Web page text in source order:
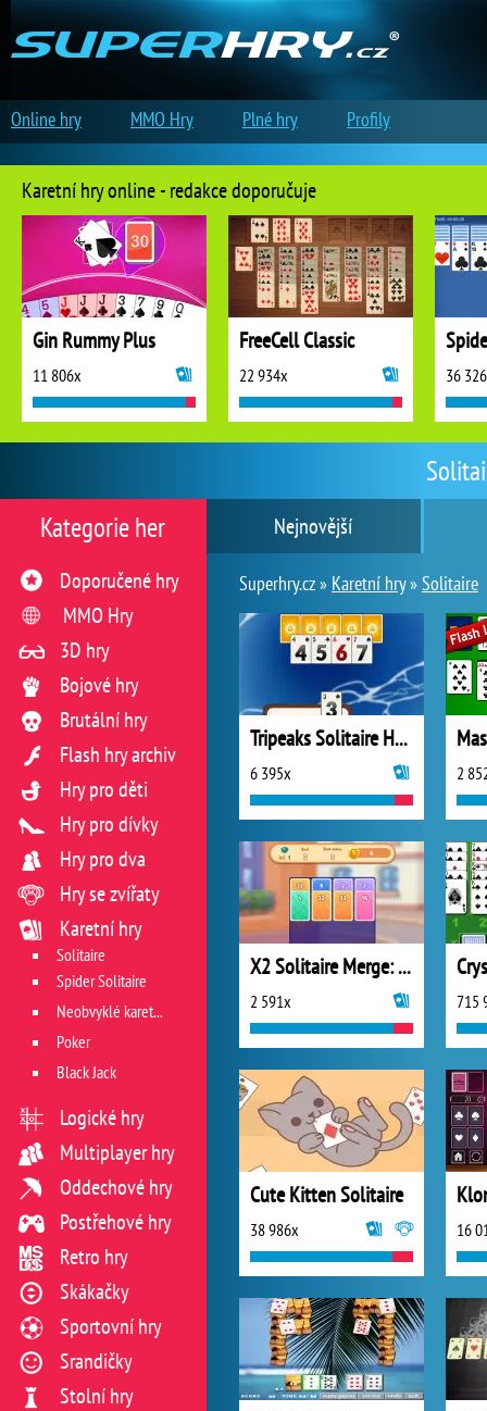
Nejnovější
Superhry.cz » Karetní hry»Solitaire
Tripeaks Solitaire Holiday
6 395x 2
X2 Solitaire Merge: 2048 Cards
2 591x 715
Cute Kitten Solitaire
38 986x 16
Kategorie her
Doporučené hry
MMO Hry
3D hry
Bojové hry
Brutální hry
Flash hry archiv
Hry pro děti
Hry pro dívky
Hry pro dva
Hry se zvířaty
Karetní hry
Solitaire
Spider Solitaire
Neobvyklé karetní hry
Poker
Black Jack
Logické hry
Multiplayer hry
Oddechové hry
Postřehové hry
Retro hry
Skákačky
Sportovní hry
Srandičky
Stolní hry
Karetní hry online - redakce doporučuje
Gin Rummy Plus
11 806x
FreeCell Classic
22 934x 36
Online hry MMO Hry Plné hry Profily